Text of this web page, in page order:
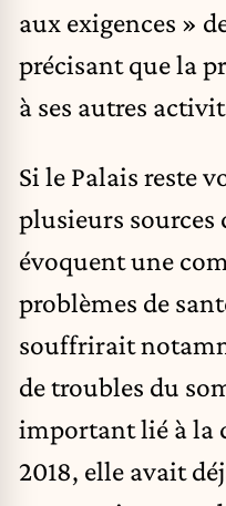
aux exigences »
précisant que la
à ses autres
Si le Palais reste
plusieurs sources
évoquent une
problèmes de
souffrirait
de troubles du
important lié à la
2018, elle avait